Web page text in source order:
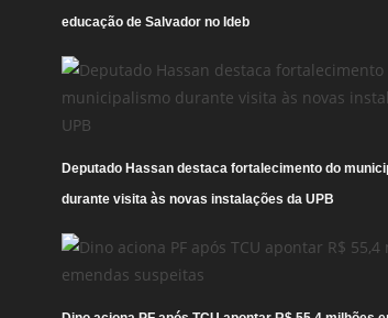
educação de Salvador no Ideb
Deputado Hassan destaca fortalecimento do
durante visita às novas instalações da UPB